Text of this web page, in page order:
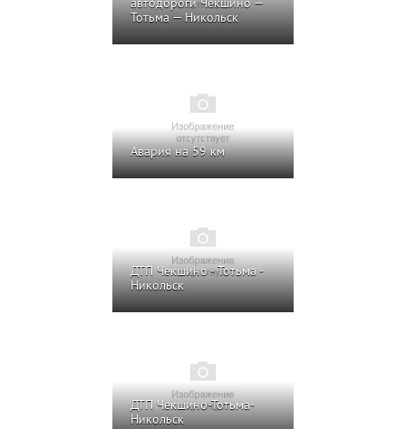
автодороги Чекшино —
Тотьма — Никольск
Авария на 59 км
ДТП Чекшино - Тотьма -
Никольск
ДТП Чекшино-Тотьма-
Никольск